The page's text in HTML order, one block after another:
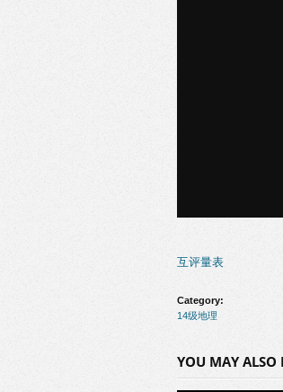
互评量表
Category:
14级地理
YOU MAY ALSO